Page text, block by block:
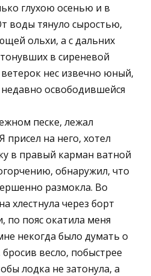
глухою осенью и в
воды тянуло сыростью,
ольхи, а с дальних
в сиреневой
нес извечно юный,
освободившейся
песке, лежал
присел на него, хотел
в правый карман ватной
обнаружил, что
размокла. Во
хлестнула через борт
по пояс окатила меня
некогда было думать о
весло, побыстрее
лодка не затонула, а